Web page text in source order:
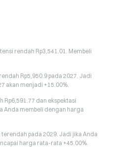
rendah Rp3,541.01. Membeli
Rp5,950.9 pada 2027. Jadi
akan menjadi +15.00%.
Rp6,591.77 dan ekspektasi
Anda membeli dengan harga
pada 2029. Jadi jika Anda
harga rata-rata +45.00%.